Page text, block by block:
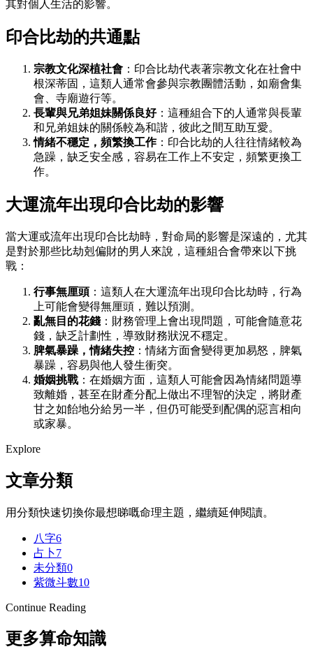
其對個人生活的影響。
印合比劫的共通點
宗教文化深植社會 ：印合比劫代表著宗教文化在社會中
根深蒂固，這類人通常會參與宗教團體活動，如廟會集
會、寺廟遊行等。
長輩與兄弟姐妹關係良好：這種組合下的人通常與長輩
和兄弟姐妹的關係較為和諧，彼此之間互助互愛。
情緒不穩定，頻繁換工作：印合比劫的人往往情緒較為
急躁，缺乏安全感，容易在工作上不安定，頻繁更換工
作。
大運流年出現印合比劫的影響
當大運或流年出現印合比劫時，對命局的影響是深遠的，尤其
是對於那些比劫剋偏財的男人來說，這種組合會帶來以下挑
戰：
行事無厘頭 ：這類人在大運流年出現印合比劫時，行為
上可能會變得無厘頭，難以預測。
亂無目的花錢 ：財務管理上會出現問題，可能會隨意花
錢，缺乏計劃性，導致財務狀況不穩定。
脾氣暴躁，情緒失控 ：情緒方面會變得更加易怒，脾氣
暴躁，容易與他人發生衝突。
婚姻挑戰：在婚姻方面，這類人可能會因為情緒問題導
致離婚，甚至在財產分配上做出不理智的決定，將財產
甘之如飴地分給另一半，但仍可能受到配偶的惡言相向
或家暴。
Explore
文章分類
用分類快速切換你最想睇嘅命理主題，繼續延伸閱讀。
八字6
占卜7
未分類0
紫微斗數10
Continue Reading
更多算命知識